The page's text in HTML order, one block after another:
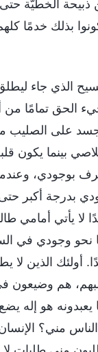
الخطيّة
بذلك خدمًا
الذي جاء
الحق تمامًا من
على الصليب
بينما يكون
بوجودي،
بدرجة أكبر
لا يأتي أمامي
وجودي في
أولئك الذين لا
مبهم، هم
يعبدونه هو إله
مني؟